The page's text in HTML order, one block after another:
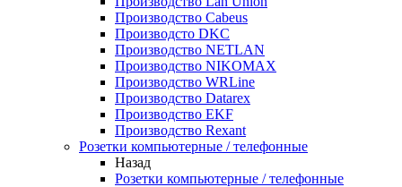
Производство Cabeus
Производсто DKC
Производство NETLAN
Производство NIKOMAX
Производство WRLine
Производство Datarex
Производство EKF
Производство Rexant
Розетки компьютерные / телефонные
Назад
Розетки компьютерные / телефонные